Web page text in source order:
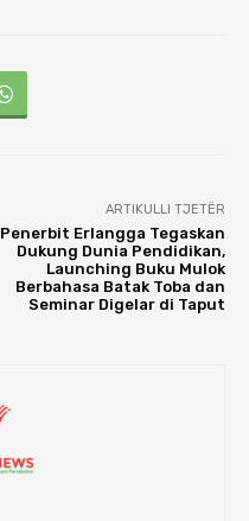
ARTIKULLI TJETËR
Penerbit Erlangga Tegaskan
Dukung Dunia Pendidikan,
Launching Buku Mulok
Berbahasa Batak Toba dan
Seminar Digelar di Taput